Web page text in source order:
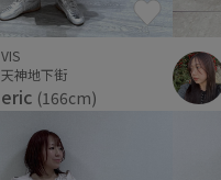
VIS
天神地下街
eric (166cm)